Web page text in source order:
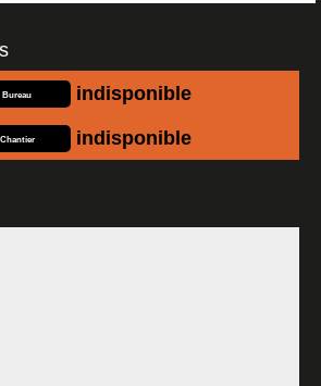
Bureau indisponible
Chantier indisponible